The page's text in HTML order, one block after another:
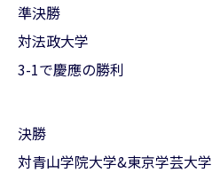
準決勝
対法政大学
3-1で慶應の勝利
決勝
対青山学院大学&東京学芸大学